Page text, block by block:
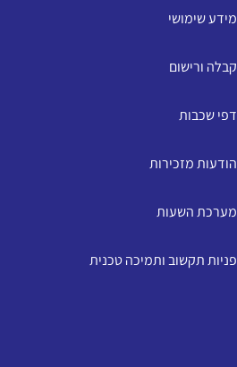
מידע שימושי
קבלה ורישום
דפי שכבות
הודעות מזכירות
מערכת השעות
פניות תקשוב ותמיכה טכנית